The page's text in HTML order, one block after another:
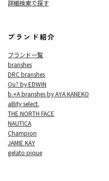
詳細検索で探す
ブランド紹介
ブランド一覧
branshes
DRC branshes
Ou? by EDWIN
b.+A branshes by AYA KANEKO
aBity select.
THE NORTH FACE
NAUTICA
Champion
JAMIE KAY
gelato pique